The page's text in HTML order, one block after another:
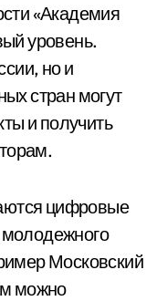
«Академия
уровень.
но и
стран могут
и получить
цифровые
Московский
можно